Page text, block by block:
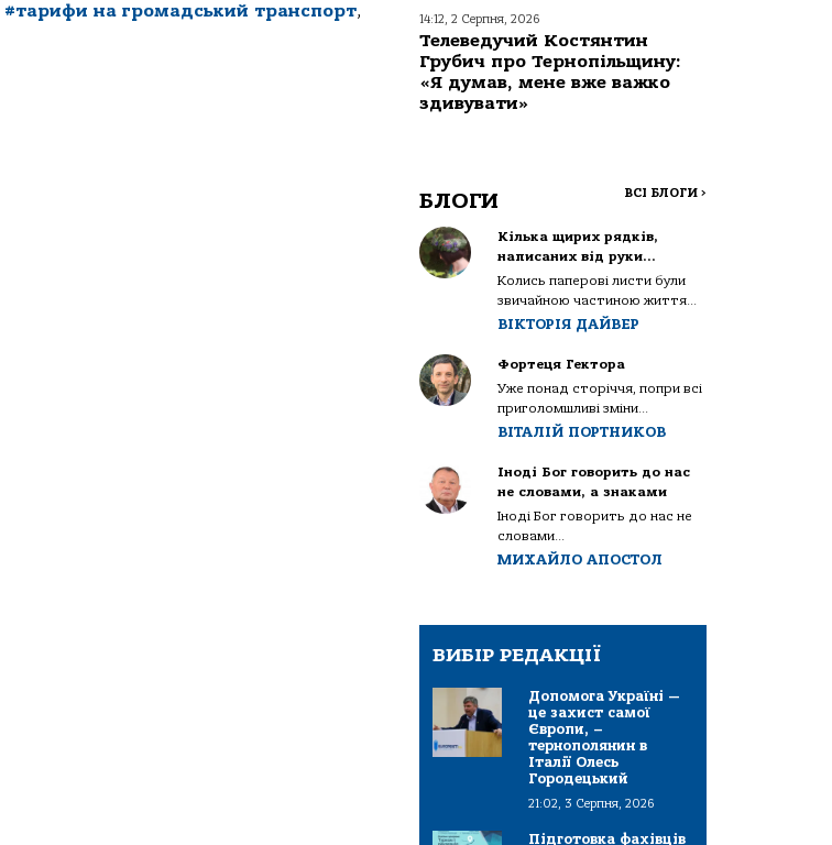
#тарифи на громадський транспорт,
14:12, 2 Серпня, 2026
Телеведучий Костянтин
Грубич про Тернопільщину:
«Я думав, мене вже важко
здивувати»
БЛОГИ ВСІ БЛОГИ >
Кілька щирих рядків,
написаних від руки…
Колись паперові листи були
звичайною частиною життя...
ВІКТОРІЯ ДАЙВЕР
Фортеця Гектора
Уже понад сторіччя, попри всі
приголомшливі зміни...
ВІТАЛІЙ ПОРТНИКОВ
Іноді Бог говорить до нас
не словами, а знаками
Іноді Бог говорить до нас не
словами...
МИХАЙЛО АПОСТОЛ
ВИБІР РЕДАКЦІЇ
Допомога Україні —
це захист самої
Європи, –
тернополянин в
Італії Олесь
Городецький
21:02, 3 Серпня, 2026
Підготовка фахівців